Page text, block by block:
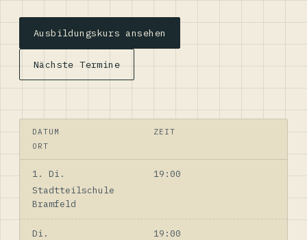
Ausbildungskurs ansehen
Nächste Termine
DATUM
ZEIT
ORT
1. Di.
19:00
Stadtteilschule
Bramfeld
Di.
19:00